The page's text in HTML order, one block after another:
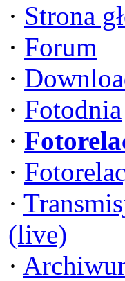
· Strona
· Forum
·
· Fotodnia
·
·
·
(live)
·